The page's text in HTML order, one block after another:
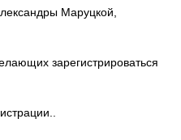
Маруцкой,
зарегистрироваться